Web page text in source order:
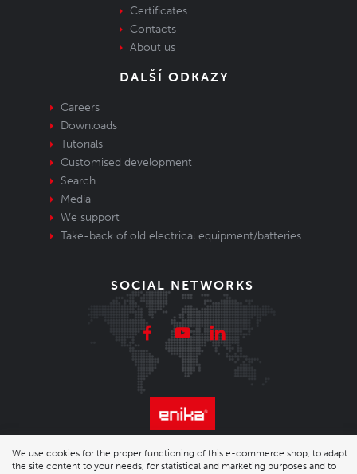
Certificates
Contacts
About us
DALŠÍ ODKAZY
Careers
Downloads
Tutorials
Customised development
Search
Media
We support
Take-back of old electrical equipment/batteries
SOCIAL NETWORKS
© 2026 Enika.cz s.r.o. | phone: +420 493 773 331 |
We use cookies for the proper functioning of this e-commerce shop, to adapt
the site content to your needs, for statistical and marketing purposes and to